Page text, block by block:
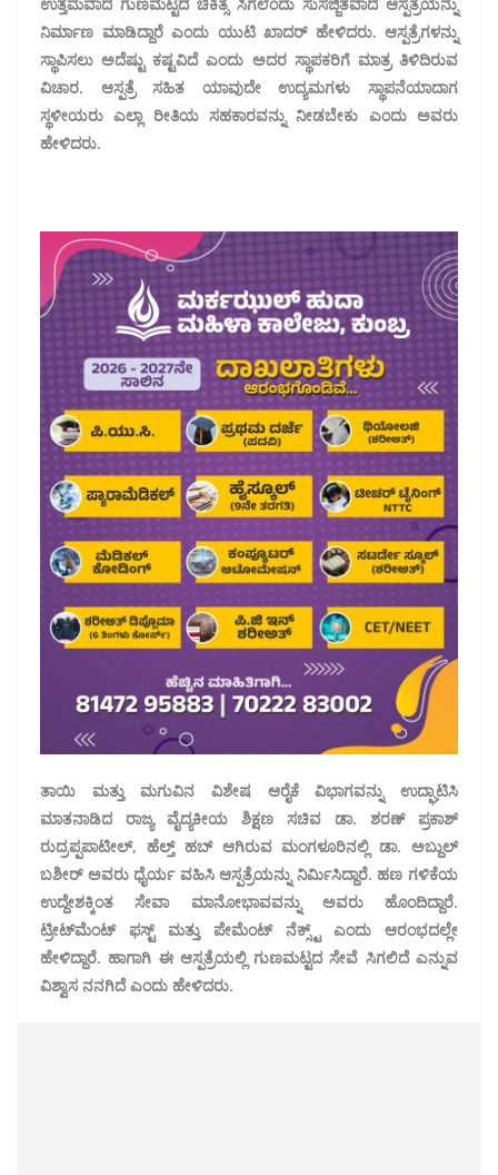
ನಿರ್ಮಾಣ ಮಾಡಿದ್ದಾರೆ ಎಂದು ಯುಟಿ ಖಾದರ್ ಹೇಳಿದರು. ಆಸ್ಪತ್ರೆಗಳನ್ನು
ಸ್ಥಾಪಿಸಲು ಅದೆಷ್ಟು ಕಷ್ಟವಿದೆ ಎಂದು ಅದರ ಸ್ಥಾಪಕರಿಗೆ ಮಾತ್ರ ತಿಳಿದಿರುವ
ವಿಚಾರ. ಆಸ್ಪತ್ರೆ ಸಹಿತ ಯಾವುದೇ ಉದ್ಯಮಗಳು ಸ್ಥಾಪನೆಯಾದಾಗ
ಸ್ಥಳೀಯರು ಎಲ್ಲಾ ರೀತಿಯ ಸಹಕಾರವನ್ನು ನೀಡಬೇಕು ಎಂದು ಅವರು
ಹೇಳಿದರು.
ತಾಯಿ ಮತ್ತು ಮಗುವಿನ ವಿಶೇಷ ಆರೈಕೆ ವಿಭಾಗವನ್ನು ಉದ್ಘಾಟಿಸಿ
ಮಾತನಾಡಿದ ರಾಜ್ಯ ವೈದ್ಯಕೀಯ ಶಿಕ್ಷಣ ಸಚಿವ ಡಾ. ಶರಣ್ ಪ್ರಕಾಶ್
ರುದ್ರಪ್ಪಪಾಟೀಲ್, ಹೆಲ್ತ್ ಹಬ್ ಆಗಿರುವ ಮಂಗಳೂರಿನಲ್ಲಿ ಡಾ. ಅಬ್ದುಲ್
ಬಶೀರ್ ಅವರು ಧೈರ್ಯ ವಹಿಸಿ ಆಸ್ಪತ್ರೆಯನ್ನು ನಿರ್ಮಿಸಿದ್ದಾರೆ. ಹಣ ಗಳಿಕೆಯ
ಉದ್ದೇಶಕ್ಕಿಂತ ಸೇವಾ ಮಾನೋಭಾವವನ್ನು ಅವರು ಹೊಂದಿದ್ದಾರೆ.
ಟ್ರೀಟ್‌ಮೆಂಟ್ ಫಸ್ಟ್ ಮತ್ತು ಪೇಮೆಂಟ್ ನೆಕ್ಸ್ಟ್ ಎಂದು ಆರಂಭದಲ್ಲೇ
ಹೇಳಿದ್ದಾರೆ. ಹಾಗಾಗಿ ಈ ಆಸ್ಪತ್ರೆಯಲ್ಲಿ ಗುಣಮಟ್ಟದ ಸೇವೆ ಸಿಗಲಿದೆ ಎನ್ನುವ
ವಿಶ್ವಾಸ ನನಗಿದೆ ಎಂದು ಹೇಳಿದರು.